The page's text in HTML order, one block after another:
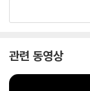
으로 알려졌으며, 작품
'책이 생긴 이래 모든
관련 동영상